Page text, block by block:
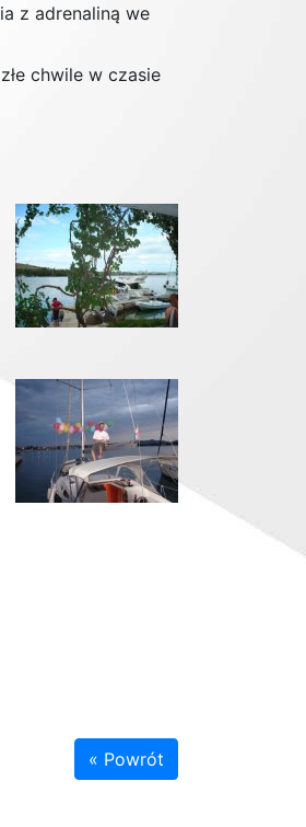
z adrenaliną we
chwile w czasie
« Powrót